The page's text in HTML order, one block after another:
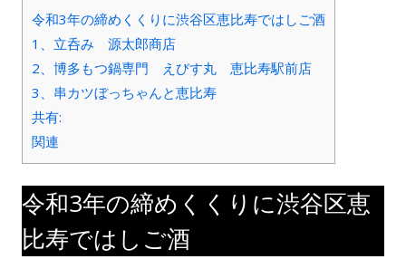
令和3年の締めくくりに渋谷区恵比寿ではしご酒
1、立呑み 源太郎商店
2、博多もつ鍋専門 えびす丸 恵比寿駅前店
3、串カツぼっちゃんと恵比寿
共有:
関連
令和3年の締めくくりに渋谷区恵
比寿ではしご酒